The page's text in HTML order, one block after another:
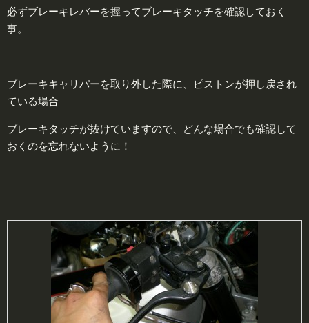
必ずブレーキレバーを握ってブレーキタッチを確認しておく
事。
ブレーキキャリパーを取り外した際に、ピストンが押し戻され
ている場合
ブレーキタッチが抜けていますので、どんな場合でも確認して
おくのを忘れないように！